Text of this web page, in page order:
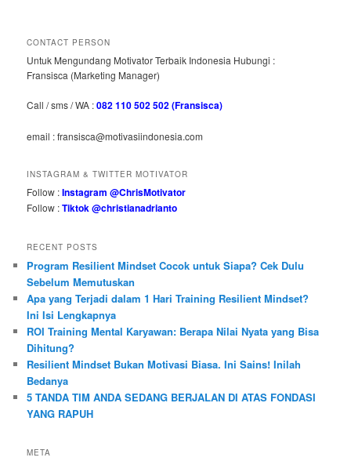
CONTACT PERSON
Untuk Mengundang Motivator Terbaik Indonesia Hubungi :
Fransisca (Marketing Manager)
Call / sms / WA :082 110 502 502 (Fransisca)
email : fransisca@motivasiindonesia.com
INSTAGRAM & TWITTER MOTIVATOR
Follow :Instagram @ChrisMotivator
Follow :Tiktok @christianadrianto
RECENT POSTS
Program Resilient Mindset Cocok untuk Siapa? Cek Dulu
Sebelum Memutuskan
Apa yang Terjadi dalam 1 Hari Training Resilient Mindset?
Ini Isi Lengkapnya
ROI Training Mental Karyawan: Berapa Nilai Nyata yang Bisa
Dihitung?
Resilient Mindset Bukan Motivasi Biasa. Ini Sains! Inilah
Bedanya
5 TANDA TIM ANDA SEDANG BERJALAN DI ATAS FONDASI
YANG RAPUH
META